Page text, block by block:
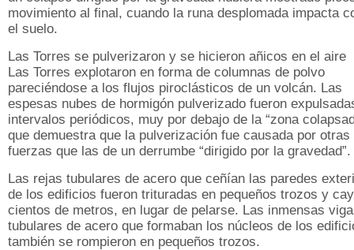
movimiento al final, cuando la runa desplomada impacta
el suelo.
Las Torres se pulverizaron y se hicieron añicos en el aire
Las Torres explotaron en forma de columnas de polvo
pareciéndose a los flujos piroclásticos de un volcán. Las
espesas nubes de hormigón pulverizado fueron
intervalos periódicos, muy por debajo de la “zona
que demuestra que la pulverización fue causada por otras
fuerzas que las de un derrumbe “dirigido por la gravedad”.
Las rejas tubulares de acero que ceñían las paredes
de los edificios fueron trituradas en pequeños trozos y
cientos de metros, en lugar de pelarse. Las inmensas
tubulares de acero que formaban los núcleos de los
también se rompieron en pequeños trozos.